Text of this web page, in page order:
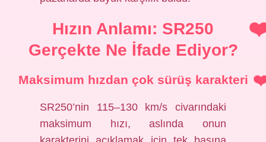
Hızın Anlamı: SR250
Gerçekte Ne İfade Ediyor?
Maksimum hızdan çok sürüş karakteri
SR250’nin 115–130 km/s civarındaki
maksimum hızı, aslında onun